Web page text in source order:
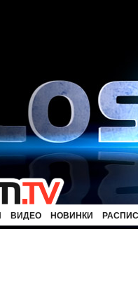
ВИДЕО НОВИНКИ